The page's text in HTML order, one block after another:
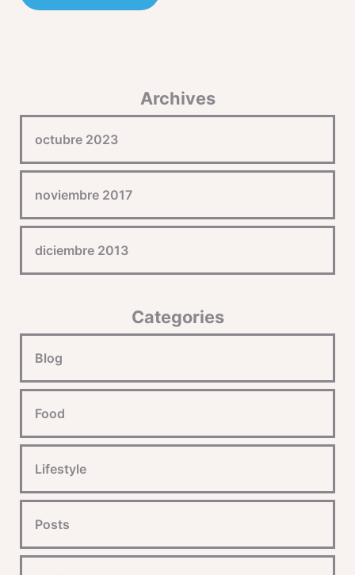
Archives
octubre 2023
noviembre 2017
diciembre 2013
Categories
Blog
Food
Lifestyle
Posts